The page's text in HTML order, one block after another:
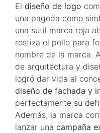
El diseño de logo
una pagoda como
una sutil marca roja
rostiza el pollo para
nombre de la marca.
de arquitectura y
logró dar vida al
diseño de fachada y
perfectamente su
Además, la marca
lanzar una campaña